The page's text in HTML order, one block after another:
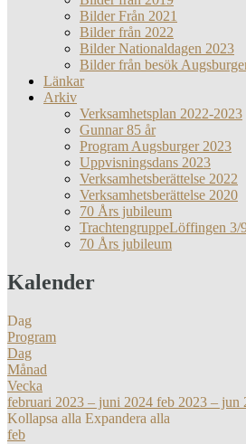
Bilder Från 2021
Bilder från 2022
Bilder Nationaldagen 2023
Bilder från besök
Länkar
Arkiv
Verksamhetsplan 2022-2023
Gunnar 85 år
Program Augsburger 2023
Uppvisningsdans 2023
Verksamhetsberättelse 2022
Verksamhetsberättelse 2020
70 Års jubileum
TrachtengruppeLöffingen 3/
70 Års jubileum
Kalender
Dag
Program
Dag
Månad
Vecka
februari 2023 – juni 2024 feb 2023 – jun
Kollapsa alla Expandera alla
feb